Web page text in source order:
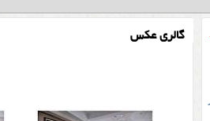
گالری عکس